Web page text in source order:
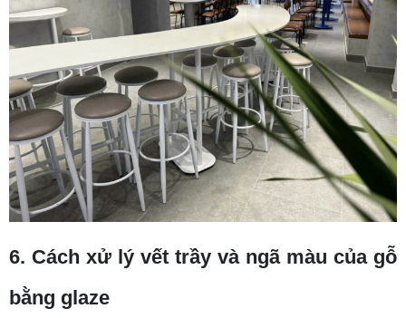
6. Cách xử lý vết trầy và ngã màu của gỗ
bằng glaze